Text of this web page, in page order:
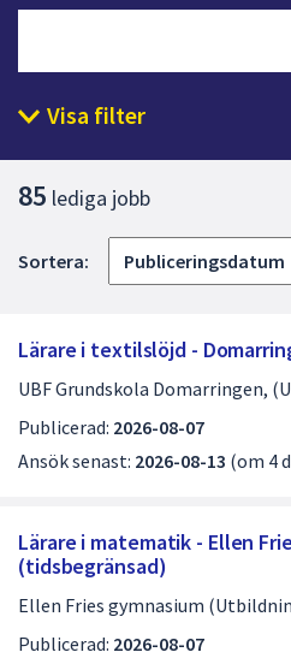
Visa filter
m
85 lediga jobb
Sortera:
Lärare i textilslöjd -
UBF Grundskola Domarringen,
Publicerad: 2026-08-07
Ansök senast: 2026-08-13 (om 4
Lärare i matematik - Ellen
(tidsbegränsad)
Ellen Fries gymnasium
Publicerad: 2026-08-07